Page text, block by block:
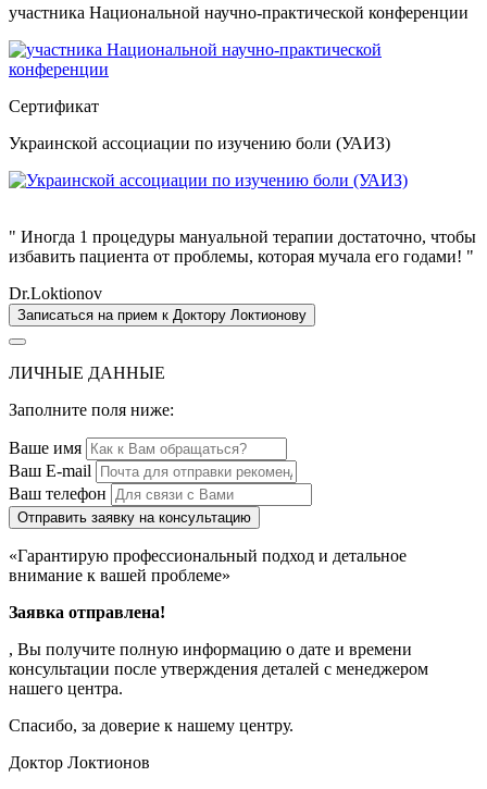
участника Национальной научно-практической конференции
Сертификат
Украинской ассоциации по изучению боли (УАИЗ)
" Иногда 1 процедуры мануальной терапии достаточно, чтобы
избавить пациента от проблемы, которая мучала его годами! "
Dr.Loktionov
Записаться на прием к Доктору Локтионову
ЛИЧНЫЕ ДАННЫЕ
Заполните поля ниже:
Ваше имя
Ваш E-mail
Ваш телефон
Отправить заявку на консультацию
«Гарантирую профессиональный подход и детальное
внимание к вашей проблеме»
Заявка отправлена!
, Вы получите полную информацию о дате и времени
консультации после утверждения деталей с менеджером
нашего центра.
Спасибо, за доверие к нашему центру.
Доктор Локтионов